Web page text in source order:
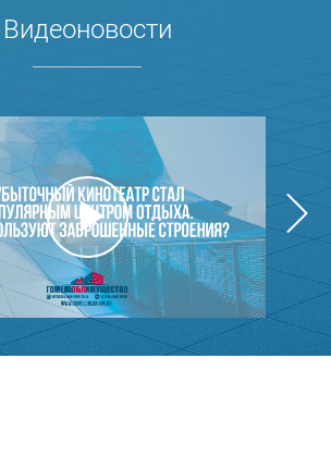
Видеоновости